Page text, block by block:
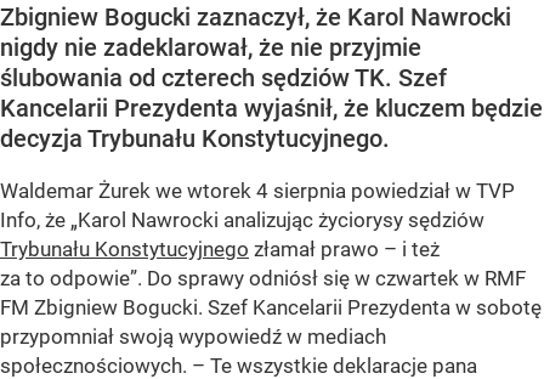
Zbigniew Bogucki zaznaczył, że Karol Nawrocki
nigdy nie zadeklarował, że nie przyjmie
ślubowania od czterech sędziów TK. Szef
Kancelarii Prezydenta wyjaśnił, że kluczem będzie
decyzja Trybunału Konstytucyjnego.
Waldemar Żurek we wtorek 4 sierpnia powiedział w TVP
Info, że „Karol Nawrocki analizując życiorysy sędziów
Trybunału Konstytucyjnego złamał prawo – i też
za to odpowie”. Do sprawy odniósł się w czwartek w RMF
FM Zbigniew Bogucki. Szef Kancelarii Prezydenta w sobotę
przypomniał swoją wypowiedź w mediach
społecznościowych. – Te wszystkie deklaracje pana